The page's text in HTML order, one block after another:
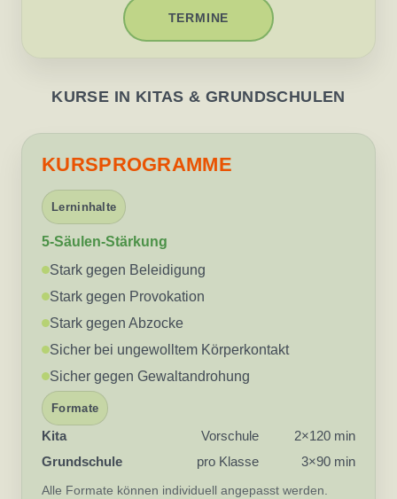
TERMINE
KURSE IN KITAS & GRUNDSCHULEN
KURSPROGRAMME
Lerninhalte
5-Säulen-Stärkung
Stark gegen Beleidigung
Stark gegen Provokation
Stark gegen Abzocke
Sicher bei ungewolltem Körperkontakt
Sicher gegen Gewaltandrohung
Formate
Kita Vorschule
2×120 min
Grundschule
pro Klasse 3×90 min
Alle Formate können individuell angepasst werden.